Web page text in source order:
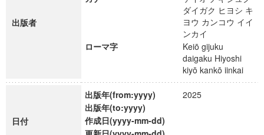
出版者
ダイガク ヒヨシ キ
ヨウ カンコウ イイ
ンカイ
ローマ字
Keiō gijuku
daigaku Hiyoshi
kiyō kankō iinkai
日付
出版年(from:yyyy)
2025
出版年(to:yyyy)
作成日(yyyy-mm-dd)